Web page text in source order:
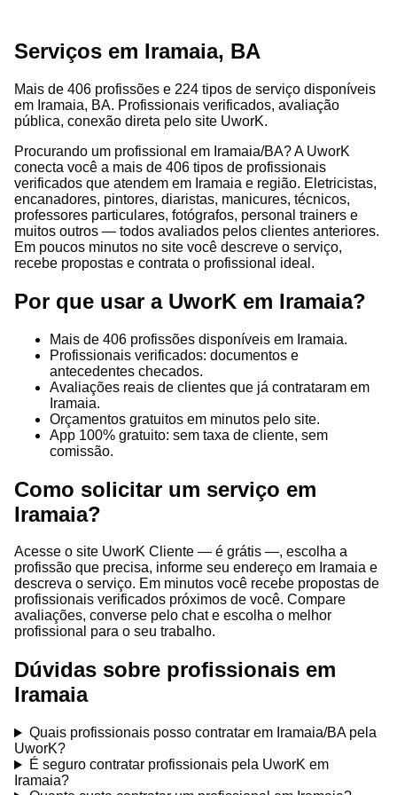
Serviços em Iramaia, BA
Mais de 406 profissões e 224 tipos de serviço disponíveis
em Iramaia, BA. Profissionais verificados, avaliação
pública, conexão direta pelo site UworK.
Procurando um profissional em Iramaia/BA? A UworK
conecta você a mais de 406 tipos de profissionais
verificados que atendem em Iramaia e região. Eletricistas,
encanadores, pintores, diaristas, manicures, técnicos,
professores particulares, fotógrafos, personal trainers e
muitos outros — todos avaliados pelos clientes anteriores.
Em poucos minutos no site você descreve o serviço,
recebe propostas e contrata o profissional ideal.
Por que usar a UworK em Iramaia?
Mais de 406 profissões disponíveis em Iramaia.
Profissionais verificados: documentos e
antecedentes checados.
Avaliações reais de clientes que já contrataram em
Iramaia.
Orçamentos gratuitos em minutos pelo site.
App 100% gratuito: sem taxa de cliente, sem
comissão.
Como solicitar um serviço em
Iramaia?
Acesse o site UworK Cliente — é grátis —, escolha a
profissão que precisa, informe seu endereço em Iramaia e
descreva o serviço. Em minutos você recebe propostas de
profissionais verificados próximos de você. Compare
avaliações, converse pelo chat e escolha o melhor
profissional para o seu trabalho.
Dúvidas sobre profissionais em
Iramaia
Quais profissionais posso contratar em Iramaia/BA pela
UworK?
É seguro contratar profissionais pela UworK em
Iramaia?